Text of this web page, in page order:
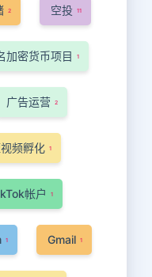
2 空投 11
加密货币项目 1
广告运营 2
频孵化 1
帐户 1
1 Gmail 1